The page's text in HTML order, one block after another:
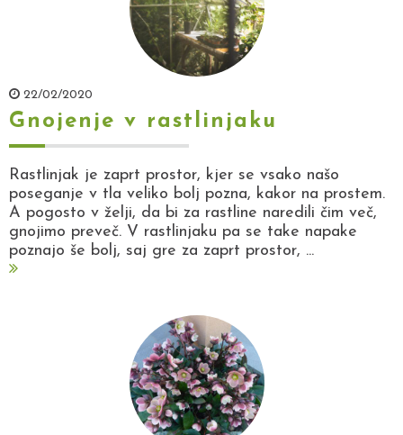
22/02/2020
Gnojenje v rastlinjaku
Rastlinjak je zaprt prostor, kjer se vsako našo
poseganje v tla veliko bolj pozna, kakor na prostem.
A pogosto v želji, da bi za rastline naredili čim več,
gnojimo preveč. V rastlinjaku pa se take napake
poznajo še bolj, saj gre za zaprt prostor, ...